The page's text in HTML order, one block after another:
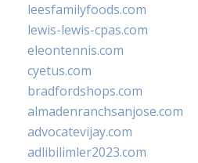
leesfamilyfoods.com
lewis-lewis-cpas.com
eleontennis.com
cyetus.com
bradfordshops.com
almadenranchsanjose.com
advocatevijay.com
adlibilimler2023.com